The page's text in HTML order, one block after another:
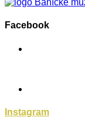
Facebook
Instagram